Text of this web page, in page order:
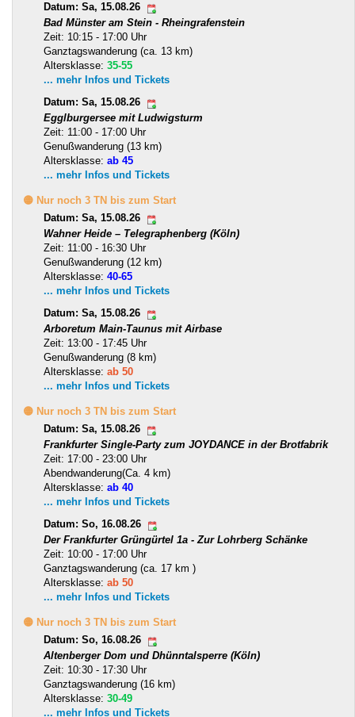
Datum: Sa, 15.08.26
Bad Münster am Stein - Rheingrafenstein
Zeit: 10:15 - 17:00 Uhr
Ganztagswanderung (ca. 13 km)
Altersklasse: 35-55
... mehr Infos und Tickets
Datum: Sa, 15.08.26
Egglburgersee mit Ludwigsturm
Zeit: 11:00 - 17:00 Uhr
Genußwanderung (13 km)
Altersklasse: ab 45
... mehr Infos und Tickets
🟡 Nur noch 3 TN bis zum Start
Datum: Sa, 15.08.26
Wahner Heide – Telegraphenberg (Köln)
Zeit: 11:00 - 16:30 Uhr
Genußwanderung (12 km)
Altersklasse: 40-65
... mehr Infos und Tickets
Datum: Sa, 15.08.26
Arboretum Main-Taunus mit Airbase
Zeit: 13:00 - 17:45 Uhr
Genußwanderung (8 km)
Altersklasse: ab 50
... mehr Infos und Tickets
🟡 Nur noch 3 TN bis zum Start
Datum: Sa, 15.08.26
Frankfurter Single-Party zum JOYDANCE in der Brotfabrik
Zeit: 17:00 - 23:00 Uhr
Abendwanderung(Ca. 4 km)
Altersklasse: ab 40
... mehr Infos und Tickets
Datum: So, 16.08.26
Der Frankfurter Grüngürtel 1a - Zur Lohrberg Schänke
Zeit: 10:00 - 17:00 Uhr
Ganztagswanderung (ca. 17 km )
Altersklasse: ab 50
... mehr Infos und Tickets
🟡 Nur noch 3 TN bis zum Start
Datum: So, 16.08.26
Altenberger Dom und Dhünntalsperre (Köln)
Zeit: 10:30 - 17:30 Uhr
Ganztagswanderung (16 km)
Altersklasse: 30-49
... mehr Infos und Tickets